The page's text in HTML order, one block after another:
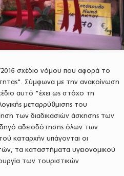
2016 σχέδιο νόμου που αφορά το
Σύμφωνα με την ανακοίνωση
αυτό "έχει ως στόχο τη
μεταρρύθμισης του
των διαδικασιών άσκησης των
αδειοδότησης όλων των
καταρχήν υπάγονται οι
τα καταστήματα υγειονομικού
των τουριστικών